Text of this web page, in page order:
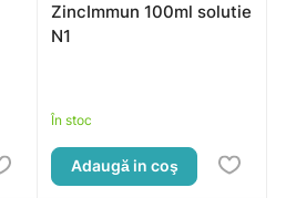
ZincImmun 100ml solutie
N1
În stoc
Adaugă in coş